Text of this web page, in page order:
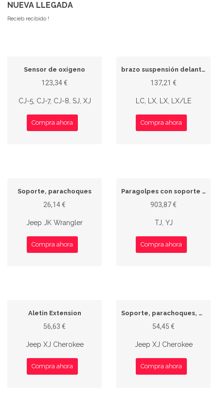
NUEVA LLEGADA
Recieb recibido !
Sensor de oxígeno
123,34 €
CJ-5, CJ-7, CJ-8, SJ, XJ
Compra ahora
brazo suspensión delantera
137,21 €
LC, LX, LX, LX/LE
Compra ahora
Soporte, parachoques
26,14 €
Jeep JK Wrangler
Compra ahora
Paragolpes con soporte rueda de repuesto
903,87 €
TJ, YJ
Compra ahora
Aletin Extension
56,63 €
Jeep XJ Cherokee
Compra ahora
Soporte, parachoques, derecho, trasero
54,45 €
Jeep XJ Cherokee
Compra ahora